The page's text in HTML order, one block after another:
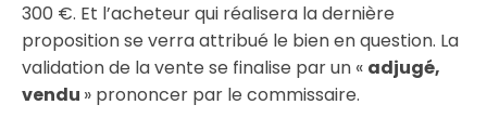
300 €. Et l’acheteur qui réalisera la dernière
proposition se verra attribué le bien en question. La
validation de la vente se finalise par un « adjugé,
vendu » prononcer par le commissaire.